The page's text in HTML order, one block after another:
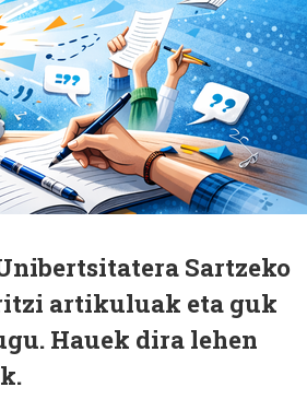
Sartzeko
artikuluak eta guk
Hauek dira lehen